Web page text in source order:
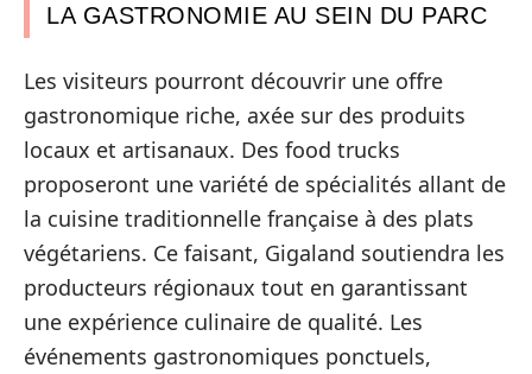
LA GASTRONOMIE AU SEIN DU PARC
Les visiteurs pourront découvrir une offre
gastronomique riche, axée sur des produits
locaux et artisanaux. Des food trucks
proposeront une variété de spécialités allant de
la cuisine traditionnelle française à des plats
végétariens. Ce faisant, Gigaland soutiendra les
producteurs régionaux tout en garantissant
une expérience culinaire de qualité. Les
événements gastronomiques ponctuels,